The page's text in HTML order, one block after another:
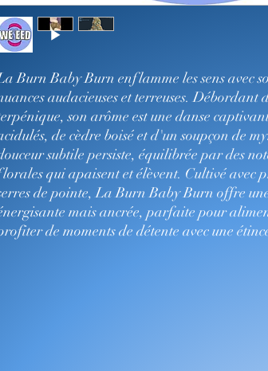
Burn Baby Burn enflamme les sens avec
audacieuses et terreuses.
son arôme est une danse
de cèdre boisé et d'un soupçon de
subtile persiste, équilibrée par des
qui apaisent et élèvent. Cultivé avec
de pointe, La Burn Baby Burn offre
mais ancrée, parfaite pour
de moments de détente avec une